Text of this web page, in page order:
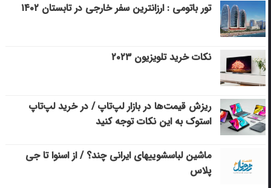
تور باتومی : ارزانترین سفر خارجی در تابستان ۱۴۰۲
نکات خرید تلویزیون ۲۰۲۳
ریزش قیمت‌ها در بازار لپ‌تاپ / در خرید لپ‌تاپ
استوک به این نکات توجه کنید
ماشین لباسشویی‎های ایرانی چند؟ / از اسنوا تا جی
پلاس